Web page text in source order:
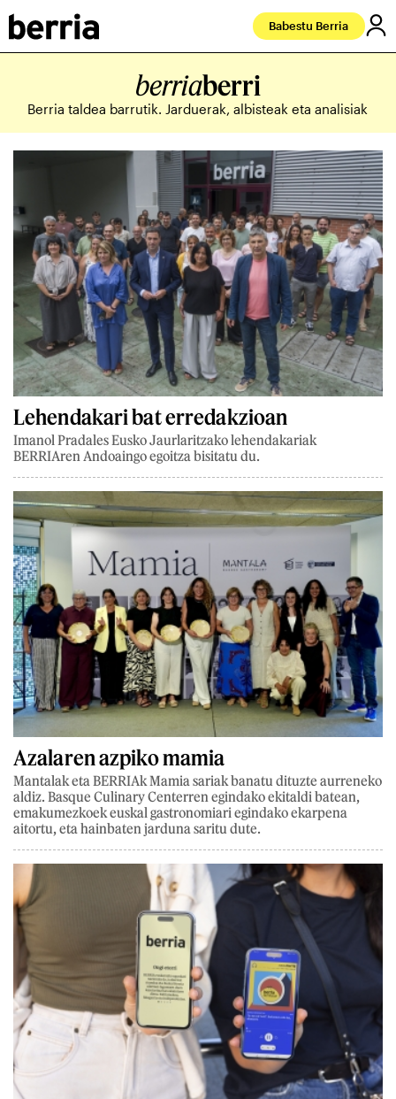
Babestu Berria
berriaberri
Berria taldea barrutik. Jarduerak, albisteak eta analisiak
Lehendakari bat erredakzioan
Imanol Pradales Eusko Jaurlaritzako lehendakariak
BERRIAren Andoaingo egoitza bisitatu du.
Azalaren azpiko mamia
Mantalak eta BERRIAk Mamia sariak banatu dituzte aurreneko
aldiz. Basque Culinary Centerren egindako ekitaldi batean,
emakumezkoek euskal gastronomiari egindako ekarpena
aitortu, eta hainbaten jarduna saritu dute.